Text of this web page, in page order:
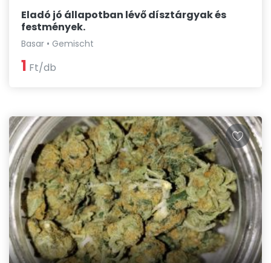
Eladó jó állapotban lévő dísztárgyak és
festmények.
Basar • Gemischt
1 Ft/db